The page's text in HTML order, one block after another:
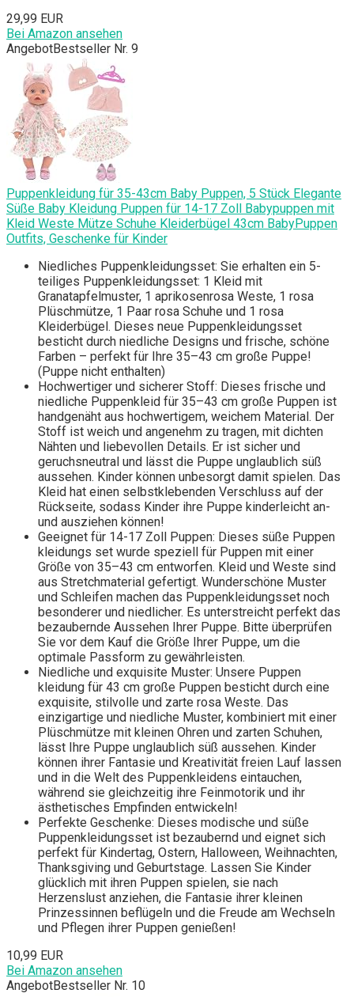
29,99 EUR
Bei Amazon ansehen
AngebotBestseller Nr. 9
Puppenkleidung für 35-43cm Baby Puppen, 5 Stück Elegante
Süße Baby Kleidung Puppen für 14-17 Zoll Babypuppen mit
Kleid Weste Mütze Schuhe Kleiderbügel 43cm BabyPuppen
Outfits, Geschenke für Kinder
Niedliches Puppenkleidungsset: Sie erhalten ein 5-
teiliges Puppenkleidungsset: 1 Kleid mit
Granatapfelmuster, 1 aprikosenrosa Weste, 1 rosa
Plüschmütze, 1 Paar rosa Schuhe und 1 rosa
Kleiderbügel. Dieses neue Puppenkleidungsset
besticht durch niedliche Designs und frische, schöne
Farben – perfekt für Ihre 35–43 cm große Puppe!
(Puppe nicht enthalten)
Hochwertiger und sicherer Stoff: Dieses frische und
niedliche Puppenkleid für 35–43 cm große Puppen ist
handgenäht aus hochwertigem, weichem Material. Der
Stoff ist weich und angenehm zu tragen, mit dichten
Nähten und liebevollen Details. Er ist sicher und
geruchsneutral und lässt die Puppe unglaublich süß
aussehen. Kinder können unbesorgt damit spielen. Das
Kleid hat einen selbstklebenden Verschluss auf der
Rückseite, sodass Kinder ihre Puppe kinderleicht an-
und ausziehen können!
Geeignet für 14-17 Zoll Puppen: Dieses süße Puppen
kleidungs set wurde speziell für Puppen mit einer
Größe von 35–43 cm entworfen. Kleid und Weste sind
aus Stretchmaterial gefertigt. Wunderschöne Muster
und Schleifen machen das Puppenkleidungsset noch
besonderer und niedlicher. Es unterstreicht perfekt das
bezaubernde Aussehen Ihrer Puppe. Bitte überprüfen
Sie vor dem Kauf die Größe Ihrer Puppe, um die
optimale Passform zu gewährleisten.
Niedliche und exquisite Muster: Unsere Puppen
kleidung für 43 cm große Puppen besticht durch eine
exquisite, stilvolle und zarte rosa Weste. Das
einzigartige und niedliche Muster, kombiniert mit einer
Plüschmütze mit kleinen Ohren und zarten Schuhen,
lässt Ihre Puppe unglaublich süß aussehen. Kinder
können ihrer Fantasie und Kreativität freien Lauf lassen
und in die Welt des Puppenkleidens eintauchen,
während sie gleichzeitig ihre Feinmotorik und ihr
ästhetisches Empfinden entwickeln!
Perfekte Geschenke: Dieses modische und süße
Puppenkleidungsset ist bezaubernd und eignet sich
perfekt für Kindertag, Ostern, Halloween, Weihnachten,
Thanksgiving und Geburtstage. Lassen Sie Kinder
glücklich mit ihren Puppen spielen, sie nach
Herzenslust anziehen, die Fantasie ihrer kleinen
Prinzessinnen beflügeln und die Freude am Wechseln
und Pflegen ihrer Puppen genießen!
10,99 EUR
Bei Amazon ansehen
AngebotBestseller Nr. 10